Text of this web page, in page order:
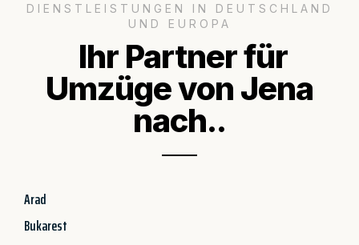
DIENSTLEISTUNGEN IN DEUTSCHLAND
UND EUROPA
Ihr Partner für
Umzüge von Jena
nach..
Arad
Bukarest